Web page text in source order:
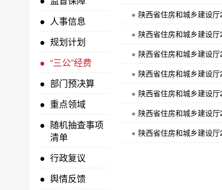
● 人事信息
● 规划计划
● “三公”经费
● 部门预决算
● 重点领域
● 随机抽查事项
清单
● 行政复议
● 舆情反馈
● 陕西省住房和城乡建设
● 陕西省住房和城乡建设
● 陕西省住房和城乡建设
● 陕西省住房和城乡建设
● 陕西省住房和城乡建设
● 陕西省住房和城乡建设厅
● 陕西省住房和城乡建设厅